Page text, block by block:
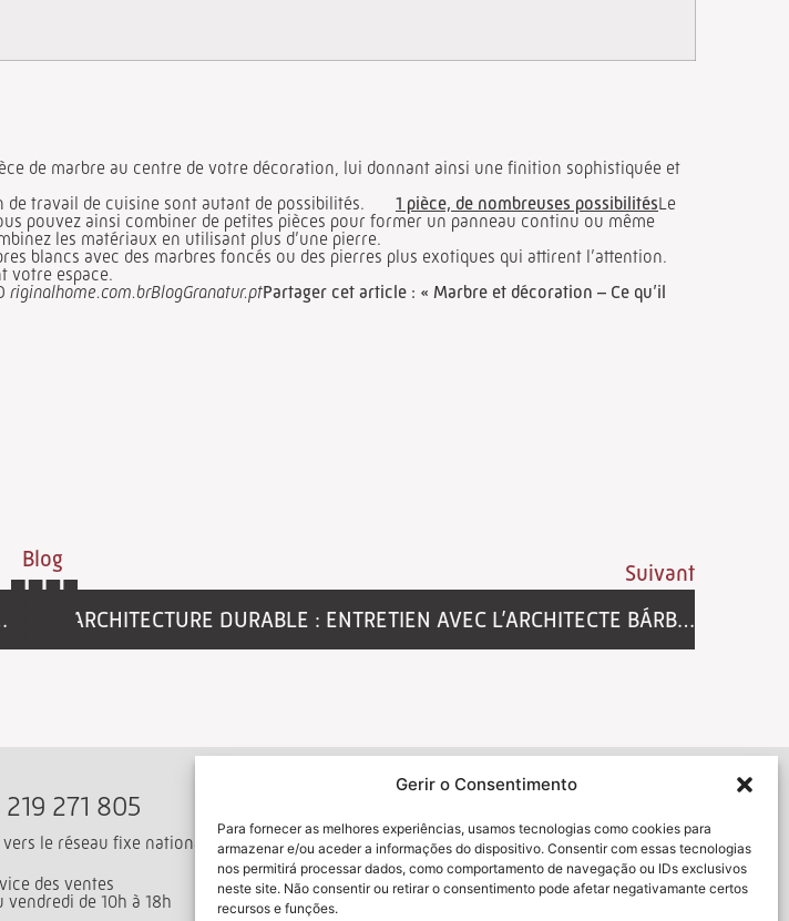
Gerir o Consentimento
Para fornecer as melhores experiências, usamos tecnologias como cookies para
armazenar e/ou aceder a informações do dispositivo. Consentir com essas tecnologias
nos permitirá processar dados, como comportamento de navegação ou IDs exclusivos
neste site. Não consentir ou retirar o consentimento pode afetar negativamante certos
recursos e funções.
de marbre au centre de votre décoration, lui donnant ainsi une finition sophistiquée et
de travail de cuisine sont autant de possibilités. 1 pièce, de nombreuses possibilitésLe
pouvez ainsi combiner de petites pièces pour former un panneau continu ou même
les matériaux en utilisant plus d’une pierre.
blancs avec des marbres foncés ou des pierres plus exotiques qui attirent l’attention.
votre espace.
riginalhome.com.brBlogGranatur.ptPartager cet article : « Marbre et décoration – Ce qu’il
Suivant
ARCHITECTURE DURABLE : ENTRETIEN AVEC L’ARCHITECTE BÁRBARA MIRANDA
Blog
219 271 805
le réseau fixe national)
des ventes
vendredi de 10h à 18h
J'ai lu et j'accepte lapolitique de confidentialité
Soumettre